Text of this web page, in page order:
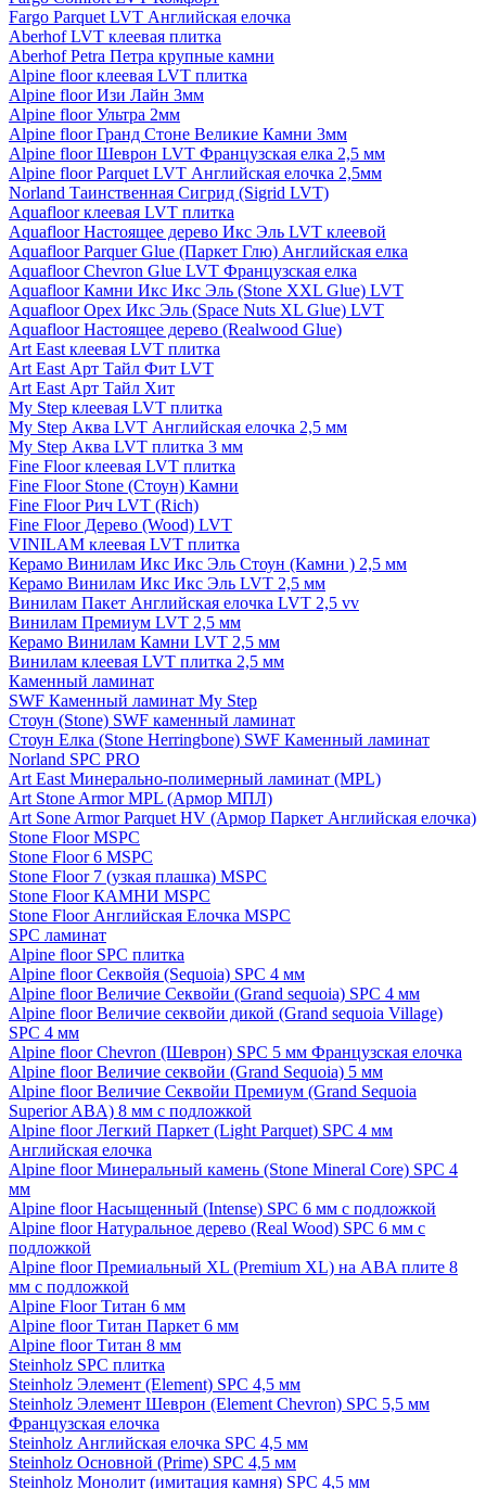
Fargo Parquet LVT Английская елочка
Aberhof LVT клеевая плитка
Aberhof Petra Петра крупные камни
Alpine floor клеевая LVT плитка
Alpine floor Изи Лайн 3мм
Alpine floor Ультра 2мм
Alpine floor Гранд Стоне Великие Камни 3мм
Alpine floor Шеврон LVT Французская елка 2,5 мм
Alpine floor Parquet LVT Английская елочка 2,5мм
Norland Таинственная Сигрид (Sigrid LVT)
Aquafloor клеевая LVT плитка
Aquafloor Настоящее дерево Икс Эль LVT клеевой
Aquafloor Parquer Glue (Паркет Глю) Английская елка
Aquafloor Chevron Glue LVT Французская елка
Aquafloor Камни Икс Икс Эль (Stone XXL Glue) LVT
Aquafloor Орех Икс Эль (Space Nuts XL Glue) LVT
Aquafloor Настоящее дерево (Realwood Glue)
Art East клеевая LVT плитка
Art East Арт Тайл Фит LVT
Art East Арт Тайл Хит
My Step клеевая LVT плитка
My Step Аква LVT Английская елочка 2,5 мм
My Step Аква LVT плитка 3 мм
Fine Floor клеевая LVT плитка
Fine Floor Stone (Стоун) Камни
Fine Floor Рич LVT (Rich)
Fine Floor Дерево (Wood) LVT
VINILAM клеевая LVT плитка
Керамо Винилам Икс Икс Эль Стоун (Камни ) 2,5 мм
Керамо Винилам Икс Икс Эль LVT 2,5 мм
Винилам Пакет Английская елочка LVT 2,5 vv
Винилам Премиум LVT 2,5 мм
Керамо Винилам Камни LVT 2,5 мм
Винилам клеевая LVT плитка 2,5 мм
Каменный ламинат
SWF Каменный ламинат My Step
Стоун (Stone) SWF каменный ламинат
Стоун Елка (Stone Herringbone) SWF Каменный ламинат
Norland SPC PRO
Art East Минерально-полимерный ламинат (MPL)
Art Stone Armor MPL (Армор МПЛ)
Art Sone Armor Parquet HV (Армор Паркет Английская елочка)
Stone Floor MSPC
Stone Floor 6 MSPC
Stone Floor 7 (узкая плашка) MSPC
Stone Floor КАМНИ MSPC
Stone Floor Английская Елочка MSPC
SPC ламинат
Alpine floor SPC плитка
Alpine floor Секвойя (Sequoia) SPC 4 мм
Alpine floor Величие Секвойи (Grand sequoia) SPC 4 мм
Alpine floor Величие секвойи дикой (Grand sequoia Village)
SPC 4 мм
Alpine floor Chevron (Шеврон) SPC 5 мм Французская елочка
Alpine floor Величие секвойи (Grand Sequoia) 5 мм
Alpine floor Величие Секвойи Премиум (Grand Sequoia
Superior ABA) 8 мм с подложкой
Alpine floor Легкий Паркет (Light Parquet) SPC 4 мм
Английская елочка
Alpine floor Минеральный камень (Stone Mineral Core) SPC 4
мм
Alpine floor Насыщенный (Intense) SPC 6 мм с подложкой
Alpine floor Натуральное дерево (Real Wood) SPC 6 мм с
подложкой
Alpine floor Премиальный XL (Premium XL) на ABA плите 8
мм с подложкой
Alpine Floor Титан 6 мм
Alpine floor Титан Паркет 6 мм
Alpine floor Титан 8 мм
Steinholz SPC плитка
Steinholz Элемент (Element) SPC 4,5 мм
Steinholz Элемент Шеврон (Element Chevron) SPC 5,5 мм
Французская елочка
Steinholz Английская елочка SPC 4,5 мм
Steinholz Основной (Prime) SPC 4,5 мм
Steinholz Монолит (имитация камня) SPC 4,5 мм